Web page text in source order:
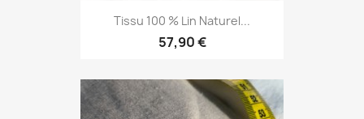
Tissu 100 % Lin Naturel...
57,90 €